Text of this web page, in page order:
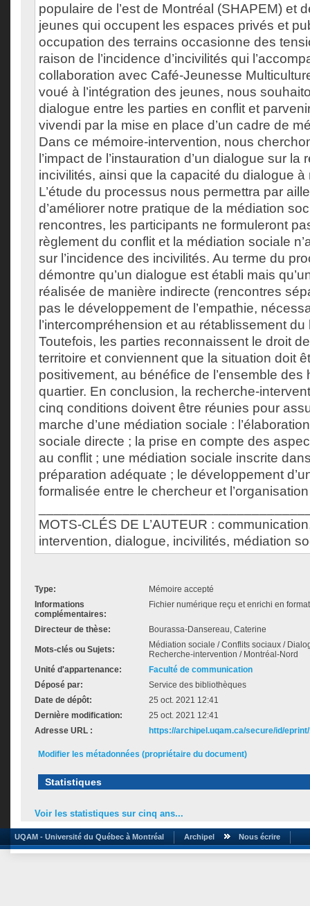
populaire de l’est de Montréal (SHAPEM) et
jeunes qui occupent les espaces privés et
occupation des terrains occasionne des
raison de l’incidence d’incivilités qui
collaboration avec Café-Jeunesse
voué à l’intégration des jeunes, nous
dialogue entre les parties en conflit et
vivendi par la mise en place d’un cadre de
Dans ce mémoire-intervention, nous
l’impact de l’instauration d’un dialogue sur la
incivilités, ainsi que la capacité du dialogue à
L’étude du processus nous permettra par
d’améliorer notre pratique de la médiation
rencontres, les participants ne formuleront
règlement du conflit et la médiation sociale
sur l’incidence des incivilités. Au terme du
démontre qu’un dialogue est établi mais
réalisée de manière indirecte (rencontres
pas le développement de l’empathie,
l’intercompréhension et au rétablissement
Toutefois, les parties reconnaissent le droit
territoire et conviennent que la situation doit
positivement, au bénéfice de l’ensemble des
quartier. En conclusion, la recherche-
cinq conditions doivent être réunies pour
marche d’une médiation sociale :
sociale directe ; la prise en compte des
au conflit ; une médiation sociale inscrite
préparation adéquate ; le développement
formalisée entre le chercheur et
MOTS-CLÉS DE L’AUTEUR :
intervention, dialogue, incivilités, médiation
Type:
Mémoire accepté
Informations
complémentaires:
Fichier numérique reçu et enrichi en
Directeur de thèse: Bourassa-Dansereau, Caterine
Mots-clés ou Sujets:
Médiation sociale / Conflits sociaux /
Recherche-intervention / Montréal-Nord
Unité d'appartenance:
Faculté de communication
Déposé par:
Service des bibliothèques
Date de dépôt:
25 oct. 2021 12:41
Dernière modification:
25 oct. 2021 12:41
Adresse URL :
https://archipel.uqam.ca/secure/id/
Modifier les métadonnées (propriétaire du document)
Statistiques
Voir les statistiques sur cinq ans...
UQAM - Université du Québec à Montréal Archipel Nous écrire